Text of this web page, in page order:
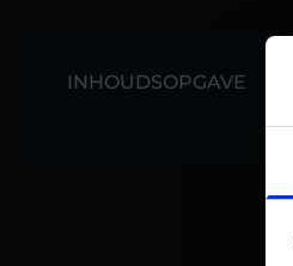
INHOUDSOPGAVE